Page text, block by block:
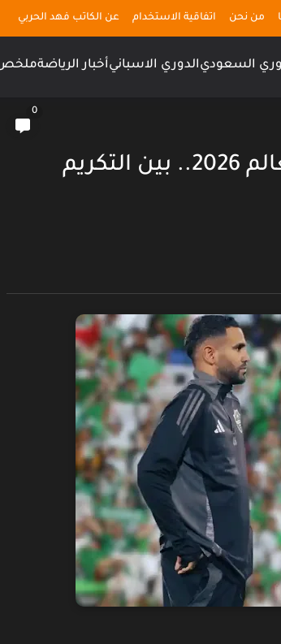
من نحن اتفاقية الاستخدام عن الكاتب فهد الحربي
السعوديالدوري الاسبانيأخبار الرياضةملخص
0
اعتزال محرز اللعب الدولي بعد كأس العالم 2026.. بين التكريم